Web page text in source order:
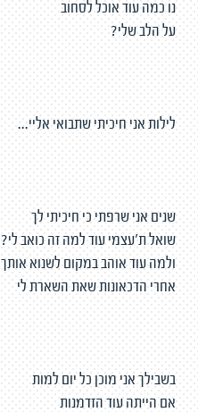
נו כמה עוד אוכל לסחוב
על הלב שלי?
לילות אני חיכיתי שתבואי אליי...
שנים אני שרפתי כי חיכיתי לך
שואל ת׳עצמי עוד למה זה כואב לי?
ולמה עוד אוהב במקום לשנוא אותך
אחרי הדכאונות שאת השארת לי
בשבילך אני מוכן כל יום למות
אם הייתה עוד הזדמנות